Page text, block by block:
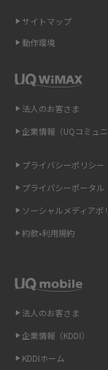
介
ポケット型Wi-Fi（モバ
点も解説
ギガバイト（GB）とは
Wi-Fi 6とは？Wi-Fi 5と
光ファイバーとは？仕
やすく解説
サイトマップ
動作環境
法人のお客さま
企業情報（KDDI）
KDDIホーム
法人のお客さま
企業情報（UQコミュ
プライバシーポリシー
プライバシーポータル
ソーシャルメディアポ
約款•利用規約